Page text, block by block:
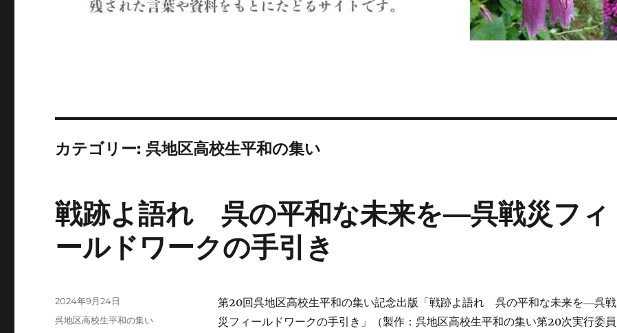
カテゴリー:呉地区高校生平和の集い
戦跡よ語れ 呉の平和な未来を―呉戦災フィ
ールドワークの手引き
第20回呉地区高校生平和の集い記念出版「戦跡よ語れ 呉の平和な未来を―呉戦
災フィールドワークの手引き」（製作：呉地区高校生平和の集い第20次実行委員
投
稿
2024年9月24日
カ
呉地区高校生平和の集い